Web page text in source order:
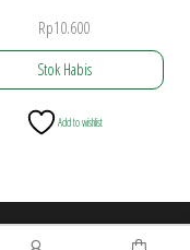
Rp10.600
Stok Habis
Add to wishlist
Theme:Envo Shop The